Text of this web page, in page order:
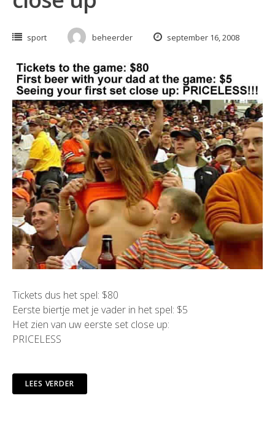
sport beheerder september 16, 2008
Tickets dus het spel: $80
Eerste biertje met je vader in het spel: $5
Het zien van uw eerste set close up:
PRICELESS
LEES VERDER